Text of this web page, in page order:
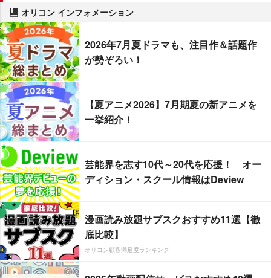
オリコン インフォメーション
2026年7月夏ドラマも、注目作＆話題作
が勢ぞろい！
【夏アニメ2026】7月期夏の新アニメを
一挙紹介！
芸能界を志す10代～20代を応援！ オー
ディション・スクール情報はDeview
漫画読み放題サブスクおすすめ11選【徹
底比較】
オリコン顧客満足度ランキング